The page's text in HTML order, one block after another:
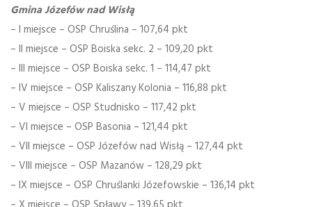
Gmina Józefów nad Wisłą
– I miejsce – OSP Chruślina – 107,64 pkt
– II miejsce – OSP Boiska sekc. 2 – 109,20 pkt
– III miejsce – OSP Boiska sekc. 1 – 114,47 pkt
– IV miejsce – OSP Kaliszany Kolonia – 116,88 pkt
– V miejsce – OSP Studnisko – 117,42 pkt
– VI miejsce – OSP Basonia – 121,44 pkt
– VII miejsce – OSP Józefów nad Wisłą – 127,44 pkt
– VIII miejsce – OSP Mazanów – 128,29 pkt
– IX miejsce – OSP Chruślanki Józefowskie – 136,14 pkt